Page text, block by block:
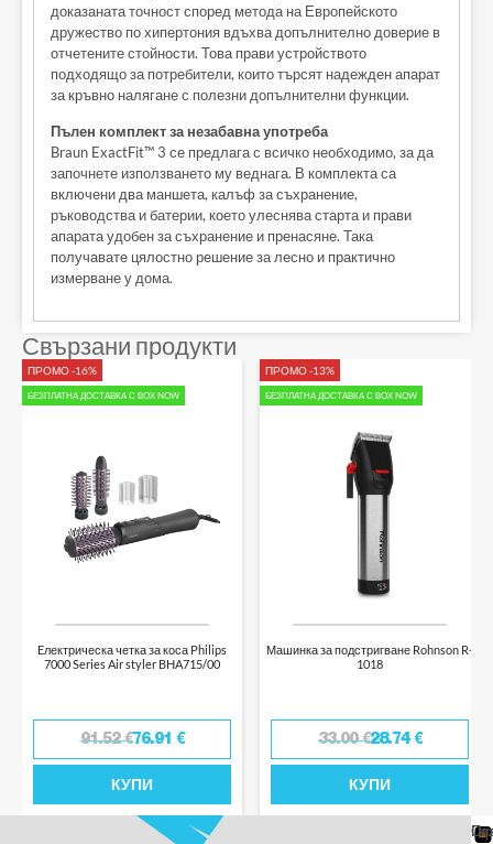
доказаната точност според метода на Европейското
дружество по хипертония вдъхва допълнително доверие в
отчетените стойности. Това прави устройството
подходящо за потребители, които търсят надежден апарат
за кръвно налягане с полезни допълнителни функции.
Пълен комплект за незабавна употреба
Braun ExactFit™ 3 се предлага с всичко необходимо, за да
започнете използването му веднага. В комплекта са
включени два маншета, калъф за съхранение,
ръководства и батерии, което улеснява старта и прави
апарата удобен за съхранение и пренасяне. Така
получавате цялостно решение за лесно и практично
измерване у дома.
Свързани продукти
ПРОМО -16%
БЕЗПЛАТНА ДОСТАВКА С BOX NOW
Eлектрическа четка за коса Philips
7000 Series Air styler BHA715/00
91.52€76.91 €
КУПИ
ПРОМО -13%
БЕЗПЛАТНА ДОСТАВКА С BOX NOW
Машинка за подстригване Rohnson R-
1018
33.00€28.74 €
КУПИ